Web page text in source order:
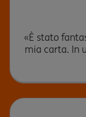
«È stato
mia carta. In